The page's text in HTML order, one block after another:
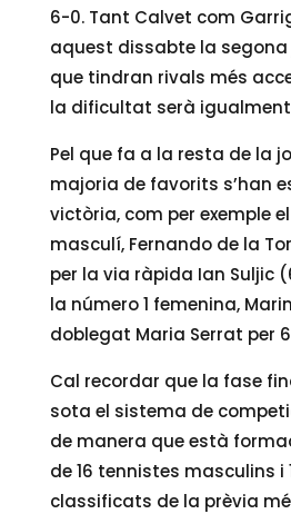
6-0. Tant Calvet com
aquest dissabte la segona
que tindran rivals més
la dificultat serà
Pel que fa a la resta de la
majoria de favorits s’han
victòria, com per exemple
masculí, Fernando de la
per la via ràpida Ian Suljic
la número 1 femenina,
doblegat Maria Serrat per
Cal recordar que la fase
sota el sistema de
de manera que està
de 16 tennistes masculins i
classificats de la prèvia